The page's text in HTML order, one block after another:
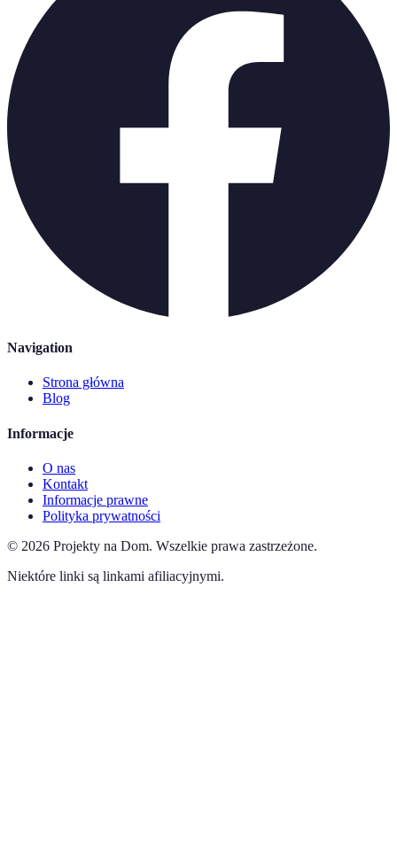
Navigation
Strona główna
Blog
Informacje
O nas
Kontakt
Informacje prawne
Polityka prywatności
© 2026 Projekty na Dom. Wszelkie prawa zastrzeżone.
Niektóre linki są linkami afiliacyjnymi.